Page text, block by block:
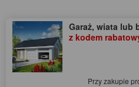
Garaż, wiata lub
z kodem
Przy zakupie